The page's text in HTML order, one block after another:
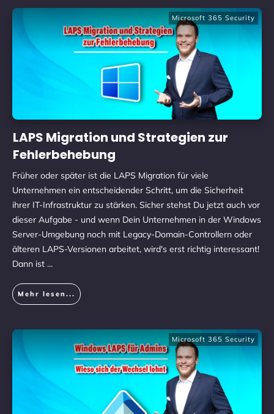
Microsoft 365 Security
LAPS Migration und Strategien zur
Fehlerbehebung
Früher oder später ist die LAPS Migration für viele
Unternehmen ein entscheidender Schritt, um die Sicherheit
ihrer IT-Infrastruktur zu stärken. Sicher stehst Du jetzt auch vor
dieser Aufgabe - und wenn Dein Unternehmen in der Windows
Server-Umgebung noch mit Legacy-Domain-Controllern oder
älteren LAPS-Versionen arbeitet, wird's erst richtig interessant!
Dann ist ...
Mehr lesen...
Microsoft 365 Security